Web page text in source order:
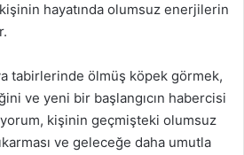
hayatında olumsuz enerjilerin
tabirlerinde ölmüş köpek görmek,
ve yeni bir başlangıcın habercisi
kişinin geçmişteki olumsuz
ve geleceğe daha umutla